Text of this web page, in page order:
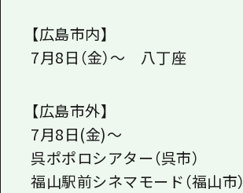
【広島市内】
7月8日（金）～ 八丁座
【広島市外】
7月8日(金)～
呉ポポロシアター（呉市）
福山駅前シネマモード（福山市）